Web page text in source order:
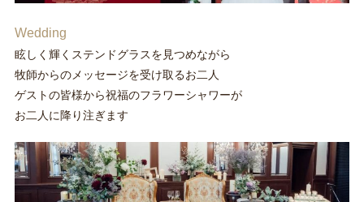
Wedding
眩しく輝くステンドグラスを見つめながら
牧師からのメッセージを受け取るお二人
ゲストの皆様から祝福のフラワーシャワーが
お二人に降り注ぎます